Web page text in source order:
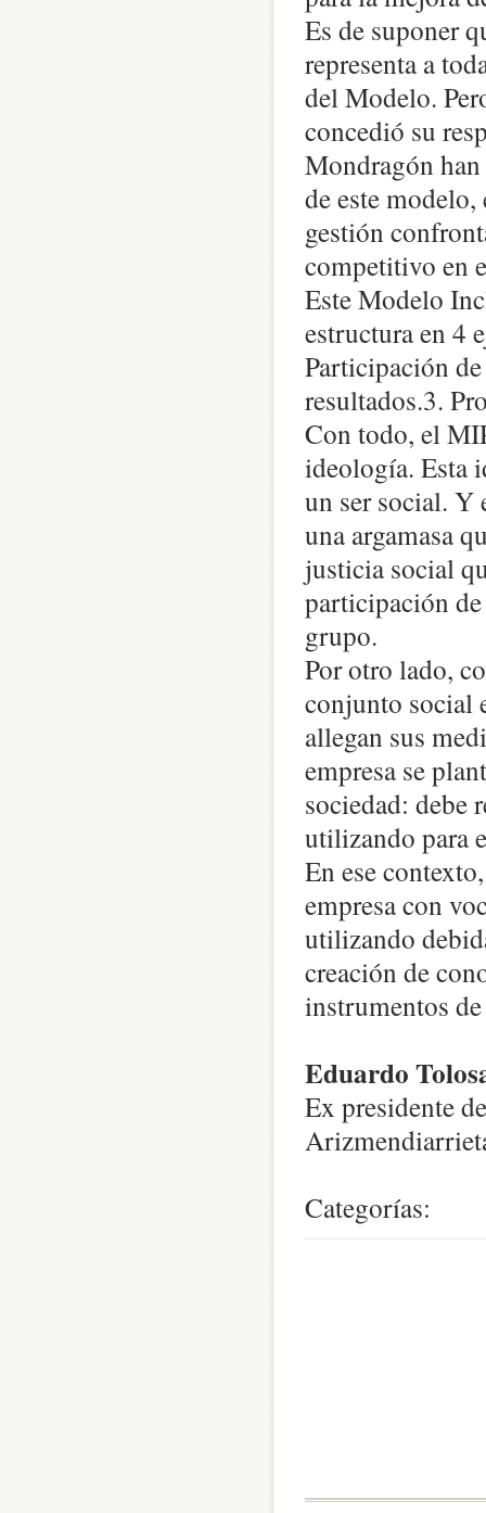
Es de suponer
representa a
del Modelo.
concedió su
Mondragón
de este
gestión
competitivo en
Este Modelo
estructura en 4
Participación
resultados.3.
Con todo, el
ideología. Esta
un ser social. Y
una argamasa
justicia social
participación
grupo.
Por otro lado,
conjunto social
allegan sus
empresa se
sociedad: debe
utilizando para
En ese
empresa con
utilizando
creación de
instrumentos
Eduardo
Ex presidente
Categorías: